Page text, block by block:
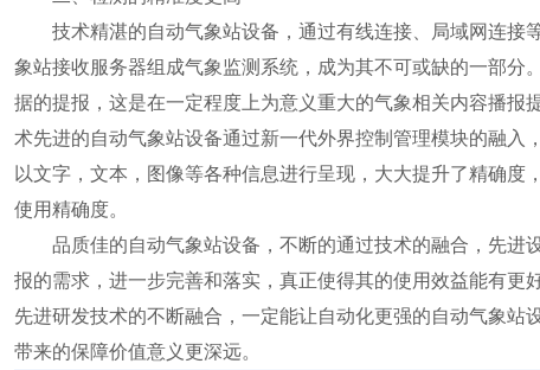
技术精湛的自动气象站设备，通过有线连接、局域网连接
象站接收服务器组成气象监测系统，成为其不可或缺的一部分
据的提报，这是在一定程度上为意义重大的气象相关内容播报
术先进的自动气象站设备通过新一代外界控制管理模块的融入
以文字，文本，图像等各种信息进行呈现，大大提升了精确度
使用精确度。
品质佳的自动气象站设备，不断的通过技术的融合，先进
报的需求，进一步完善和落实，真正使得其的使用效益能有更
先进研发技术的不断融合，一定能让自动化更强的自动气象站
带来的保障价值意义更深远。